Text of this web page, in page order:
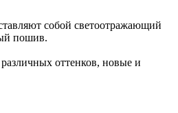
собой светоотражающий
пошив.
оттенков, новые и